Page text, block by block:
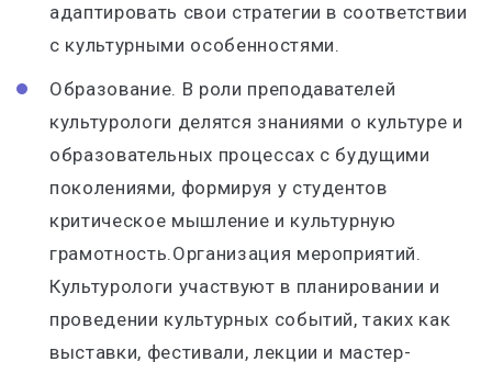
адаптировать свои стратегии в соответствии
с культурными особенностями.
Образование. В роли преподавателей
культурологи делятся знаниями о культуре и
образовательных процессах с будущими
поколениями, формируя у студентов
критическое мышление и культурную
грамотность.Организация мероприятий.
Культурологи участвуют в планировании и
проведении культурных событий, таких как
выставки, фестивали, лекции и мастер-